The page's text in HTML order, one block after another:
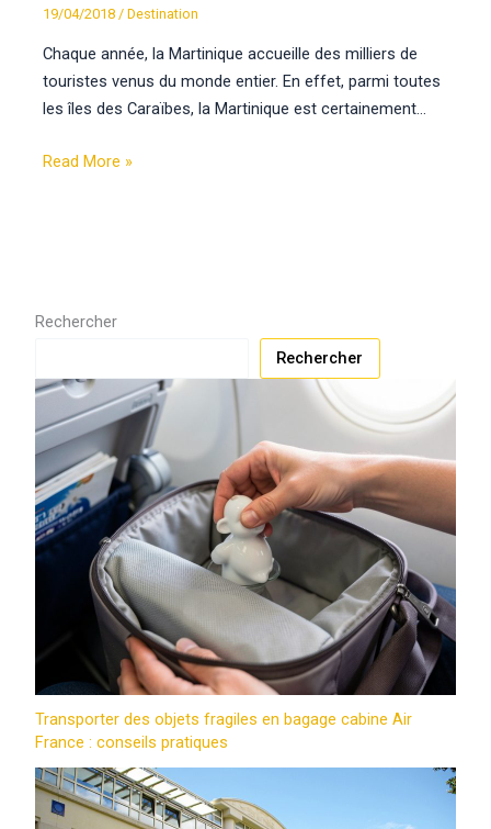
19/04/2018 /Destination
Chaque année, la Martinique accueille des milliers de
touristes venus du monde entier. En effet, parmi toutes
les îles des Caraïbes, la Martinique est certainement…
Read More »
Rechercher
Rechercher
Transporter des objets fragiles en bagage cabine Air
France : conseils pratiques